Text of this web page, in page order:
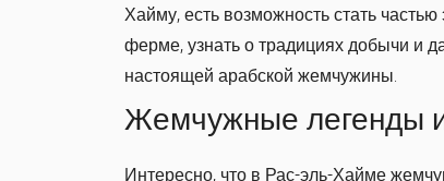
Хайму, есть возможность стать
ферме, узнать о традициях добычи и
настоящей арабской жемчужины.
Жемчужные легенды